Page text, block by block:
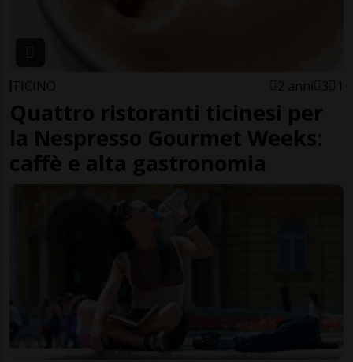
TICINO 2 anni 3 1
Quattro ristoranti ticinesi per
la Nespresso Gourmet Weeks:
caffè e alta gastronomia